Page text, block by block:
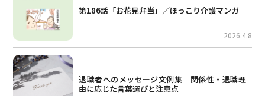
第186話「お花見弁当」／ほっこり介護マンガ
2026.4.8
退職者へのメッセージ文例集｜関係性・退職理
由に応じた言葉選びと注意点